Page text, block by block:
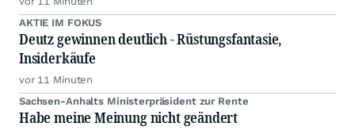
AKTIE IM FOKUS
Deutz gewinnen deutlich - Rüstungsfantasie,
Insiderkäufe
vor 11 Minuten
Sachsen-Anhalts Ministerpräsident zur Rente
Habe meine Meinung nicht geändert